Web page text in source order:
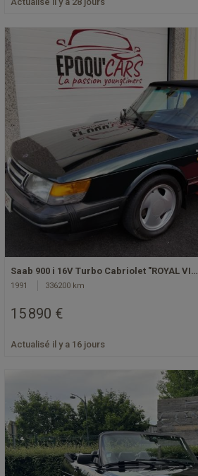
Saab 900 i 16V Turbo Cabriolet "ROYAL VI…
1991 336200 km
15 890 €
Actualisé il y a 16 jours